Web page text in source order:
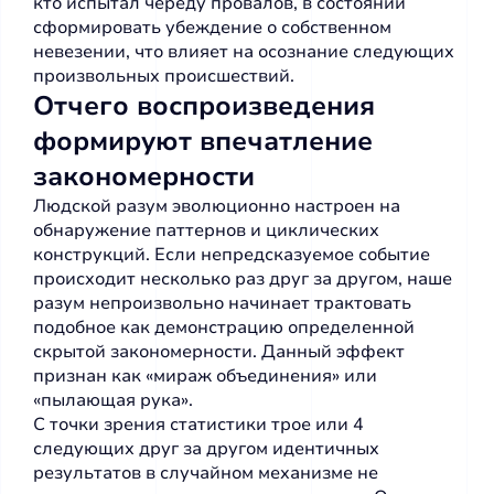
сформировать убеждение о собственном
невезении, что влияет на осознание следующих
произвольных происшествий.
Отчего воспроизведения
формируют впечатление
закономерности
Людской разум эволюционно настроен на
обнаружение паттернов и циклических
конструкций. Если непредсказуемое событие
происходит несколько раз друг за другом, наше
разум непроизвольно начинает трактовать
подобное как демонстрацию определенной
скрытой закономерности. Данный эффект
признан как «мираж объединения» или
«пылающая рука».
С точки зрения статистики трое или 4
следующих друг за другом идентичных
результатов в случайном механизме не